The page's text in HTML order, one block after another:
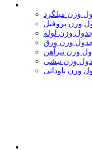
وزن میلگرد
وزن پروفیل
وزن لوله
وزن ورق
وزن تیرآهن
وزن نبشی
وزن ناودانی